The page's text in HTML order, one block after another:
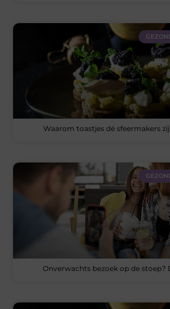
Waarom toastjes dé sfeermakers
Onverwachts bezoek op de stoep?